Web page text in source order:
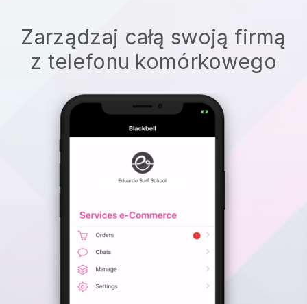
Zarządzaj całą swoją firmą
z telefonu komórkowego